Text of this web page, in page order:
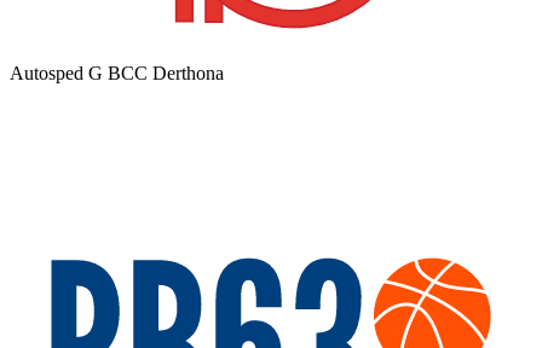
Autosped G BCC Derthona